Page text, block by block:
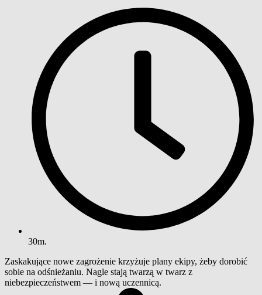
30m.
Zaskakujące nowe zagrożenie krzyżuje plany ekipy, żeby dorobić
sobie na odśnieżaniu. Nagle stają twarzą w twarz z
niebezpieczeństwem — i nową uczennicą.